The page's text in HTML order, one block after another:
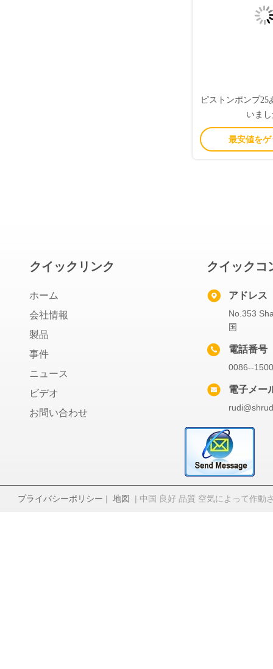
ピストンポンプ25
いま
最安値を
クイックリンク
ホーム
会社情報
製品
事件
ニュース
ビデオ
お問い合わせ
クイックコ
アドレス
No.353
国
電話番号
0086--
電子メー
プライバシーポリシー | 地図 | 中国 良好 品質 空気によって作動